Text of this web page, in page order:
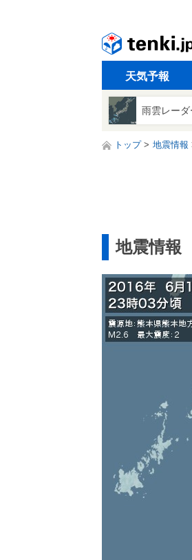
天気予報
雨雲レーダ
トップ 地震情報
地震情報